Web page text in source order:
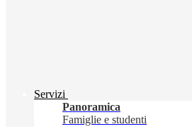
Servizi
Panoramica
Famiglie e studenti